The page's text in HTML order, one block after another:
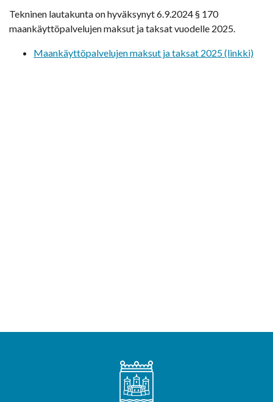
Tekninen lautakunta on hyväksynyt 6.9.2024 § 170
maankäyttöpalvelujen maksut ja taksat vuodelle 2025.
Maankäyttöpalvelujen maksut ja taksat 2025 (linkki)